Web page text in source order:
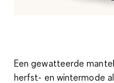
Een gewatteerde
herfst- en wintermode